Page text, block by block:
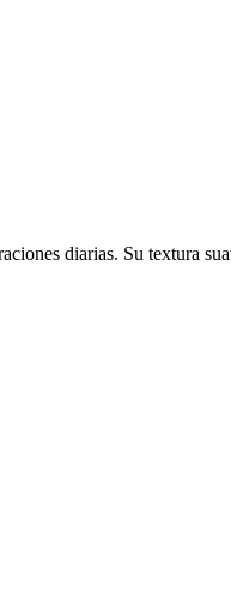
diarias. Su textura